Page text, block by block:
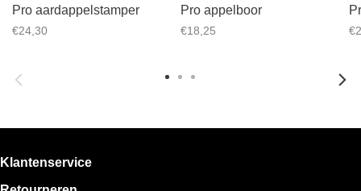
Pro aardappelstamper
€24,30
Pro appelboor
€18,25
Klantenservice